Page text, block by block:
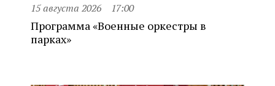
15 августа 2026 17:00
Программа «Военные оркестры в
парках»